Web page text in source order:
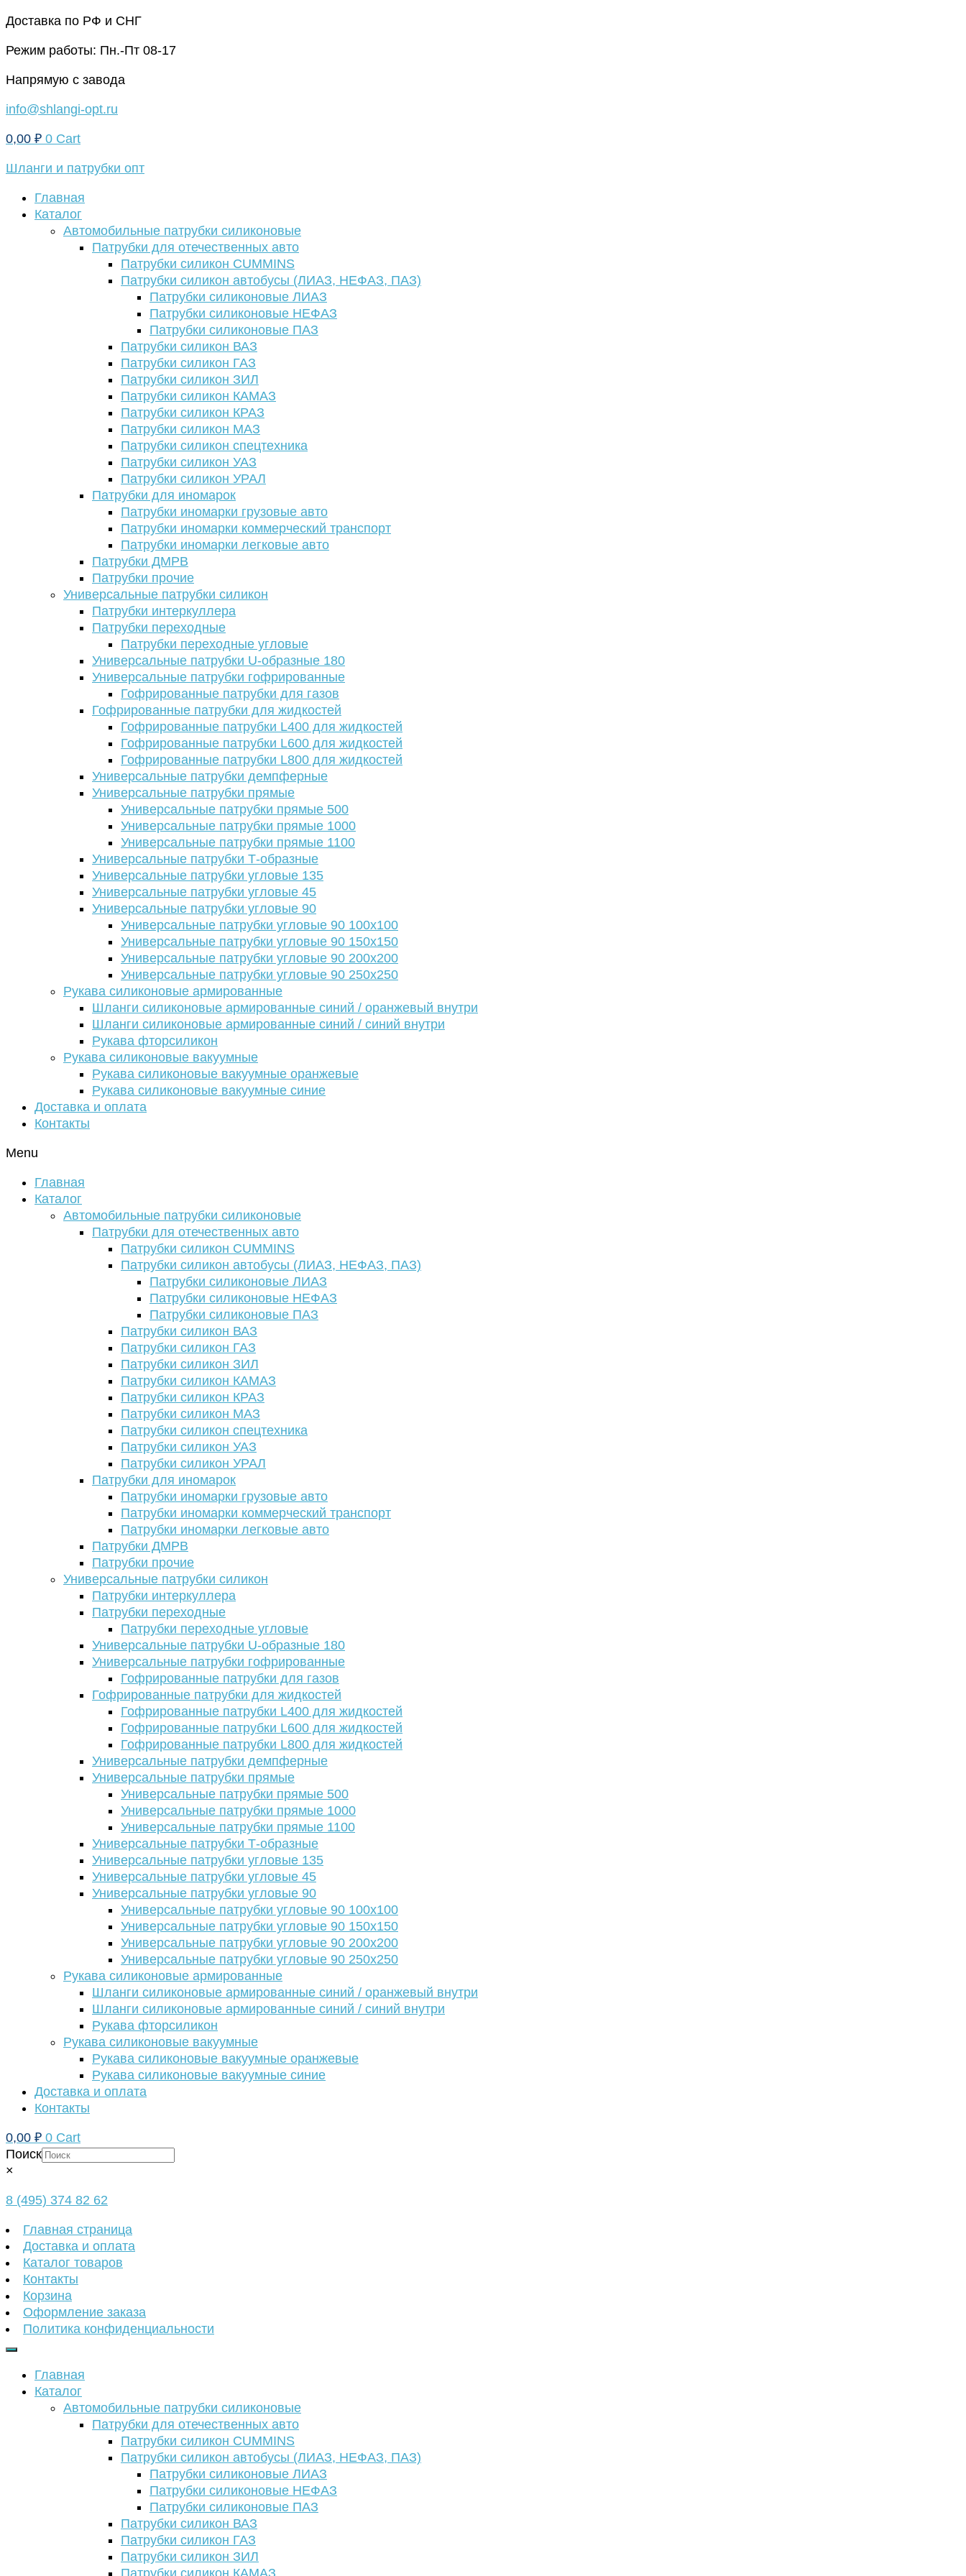
Перейти
содержимому
Доставка по РФ и СНГ
Режим работы: Пн.-Пт 08-17
Напрямую с завода
info@shlangi-opt.ru
0,00 ₽ 0 Cart
Шланги и патрубки опт
Главная
Каталог
Автомобильные патрубки силиконовые
Патрубки для отечественных авто
Патрубки силикон CUMMINS
Патрубки силикон автобусы (ЛИАЗ, НЕФАЗ, ПАЗ)
Патрубки силиконовые ЛИАЗ
Патрубки силиконовые НЕФАЗ
Патрубки силиконовые ПАЗ
Патрубки силикон ВАЗ
Патрубки силикон ГАЗ
Патрубки силикон ЗИЛ
Патрубки силикон КАМАЗ
Патрубки силикон КРАЗ
Патрубки силикон МАЗ
Патрубки силикон спецтехника
Патрубки силикон УАЗ
Патрубки силикон УРАЛ
Патрубки для иномарок
Патрубки иномарки грузовые авто
Патрубки иномарки коммерческий транспорт
Патрубки иномарки легковые авто
Патрубки ДМРВ
Патрубки прочие
Универсальные патрубки силикон
Патрубки интеркуллера
Патрубки переходные
Патрубки переходные угловые
Универсальные патрубки U-образные 180
Универсальные патрубки гофрированные
Гофрированные патрубки для газов
Гофрированные патрубки для жидкостей
Гофрированные патрубки L400 для жидкостей
Гофрированные патрубки L600 для жидкостей
Гофрированные патрубки L800 для жидкостей
Универсальные патрубки демпферные
Универсальные патрубки прямые
Универсальные патрубки прямые 500
Универсальные патрубки прямые 1000
Универсальные патрубки прямые 1100
Универсальные патрубки Т-образные
Универсальные патрубки угловые 135
Универсальные патрубки угловые 45
Универсальные патрубки угловые 90
Универсальные патрубки угловые 90 100х100
Универсальные патрубки угловые 90 150х150
Универсальные патрубки угловые 90 200х200
Универсальные патрубки угловые 90 250х250
Рукава силиконовые армированные
Шланги силиконовые армированные синий / оранжевый внутри
Шланги силиконовые армированные синий / синий внутри
Рукава фторсиликон
Рукава силиконовые вакуумные
Рукава силиконовые вакуумные оранжевые
Рукава силиконовые вакуумные синие
Доставка и оплата
Контакты
Menu
Главная
Каталог
Автомобильные патрубки силиконовые
Патрубки для отечественных авто
Патрубки силикон CUMMINS
Патрубки силикон автобусы (ЛИАЗ, НЕФАЗ, ПАЗ)
Патрубки силиконовые ЛИАЗ
Патрубки силиконовые НЕФАЗ
Патрубки силиконовые ПАЗ
Патрубки силикон ВАЗ
Патрубки силикон ГАЗ
Патрубки силикон ЗИЛ
Патрубки силикон КАМАЗ
Патрубки силикон КРАЗ
Патрубки силикон МАЗ
Патрубки силикон спецтехника
Патрубки силикон УАЗ
Патрубки силикон УРАЛ
Патрубки для иномарок
Патрубки иномарки грузовые авто
Патрубки иномарки коммерческий транспорт
Патрубки иномарки легковые авто
Патрубки ДМРВ
Патрубки прочие
Универсальные патрубки силикон
Патрубки интеркуллера
Патрубки переходные
Патрубки переходные угловые
Универсальные патрубки U-образные 180
Универсальные патрубки гофрированные
Гофрированные патрубки для газов
Гофрированные патрубки для жидкостей
Гофрированные патрубки L400 для жидкостей
Гофрированные патрубки L600 для жидкостей
Гофрированные патрубки L800 для жидкостей
Универсальные патрубки демпферные
Универсальные патрубки прямые
Универсальные патрубки прямые 500
Универсальные патрубки прямые 1000
Универсальные патрубки прямые 1100
Универсальные патрубки Т-образные
Универсальные патрубки угловые 135
Универсальные патрубки угловые 45
Универсальные патрубки угловые 90
Универсальные патрубки угловые 90 100х100
Универсальные патрубки угловые 90 150х150
Универсальные патрубки угловые 90 200х200
Универсальные патрубки угловые 90 250х250
Рукава силиконовые армированные
Шланги силиконовые армированные синий / оранжевый внутри
Шланги силиконовые армированные синий / синий внутри
Рукава фторсиликон
Рукава силиконовые вакуумные
Рукава силиконовые вакуумные оранжевые
Рукава силиконовые вакуумные синие
Доставка и оплата
Контакты
0,00 ₽ 0 Cart
Поиск
×
8 (495) 374 82 62
Главная страница
Доставка и оплата
Каталог товаров
Контакты
Корзина
Оформление заказа
Политика конфиденциальности
Главная
Каталог
Автомобильные патрубки силиконовые
Патрубки для отечественных авто
Патрубки силикон CUMMINS
Патрубки силикон автобусы (ЛИАЗ, НЕФАЗ, ПАЗ)
Патрубки силиконовые ЛИАЗ
Патрубки силиконовые НЕФАЗ
Патрубки силиконовые ПАЗ
Патрубки силикон ВАЗ
Патрубки силикон ГАЗ
Патрубки силикон ЗИЛ
Патрубки силикон КАМАЗ